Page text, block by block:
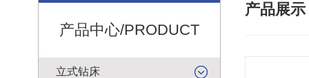
产品中心/PRODUCT
立式钻床
产品展示